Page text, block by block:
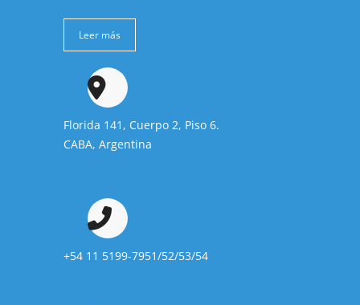
Leer más
Florida 141, Cuerpo 2, Piso 6.
CABA, Argentina
+54 11 5199-7951/52/53/54